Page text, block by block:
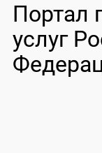
Портал
услуг